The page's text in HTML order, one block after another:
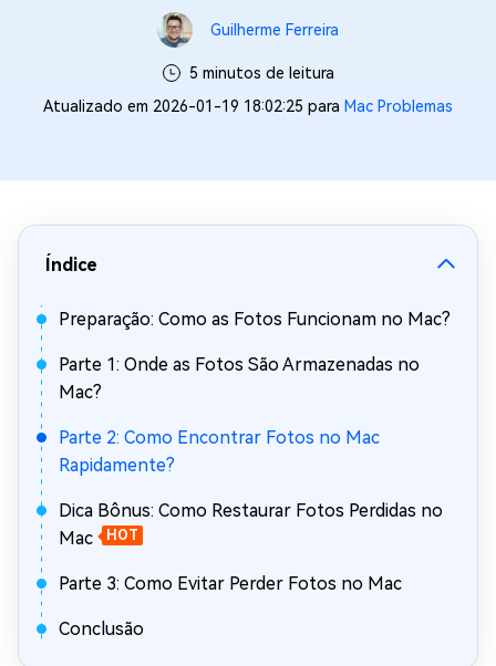
Guilherme Ferreira
5 minutos de leitura
Atualizado em 2026-01-19 18:02:25 para Mac Problemas
Índice
Preparação: Como as Fotos Funcionam no Mac?
Parte 1: Onde as Fotos São Armazenadas no
Mac?
Parte 2: Como Encontrar Fotos no Mac
Rapidamente?
Dica Bônus: Como Restaurar Fotos Perdidas no
Mac
HOT
Parte 3: Como Evitar Perder Fotos no Mac
Conclusão